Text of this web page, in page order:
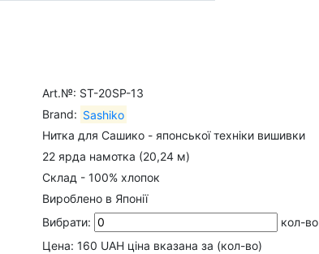
Art.№: ST-20SP-13
Brand: Sashiko
Нитка для Сашико - японської техніки вишивки
22 ярда намотка (20,24 м)
Склад - 100% хлопок
Вироблено в Японії
Вибрати:
кол-во
Цена: 160 UAH ціна вказана за (кол-во)